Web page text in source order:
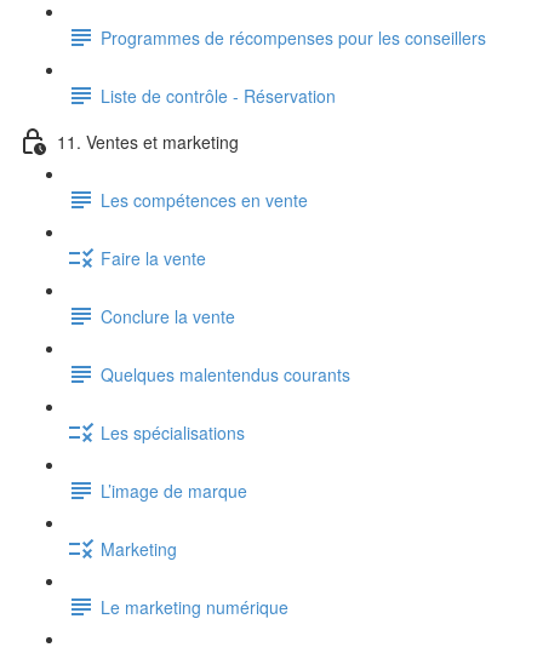
Programmes de récompenses pour les conseillers
Liste de contrôle - Réservation
11. Ventes et marketing
Les compétences en vente
Faire la vente
Conclure la vente
Quelques malentendus courants
Les spécialisations
L’image de marque
Marketing
Le marketing numérique